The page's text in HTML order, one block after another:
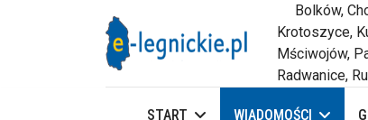
Bolków,
Krotoszyce,
Mściwojów,
Radwanice,
START WIADOMOŚCI